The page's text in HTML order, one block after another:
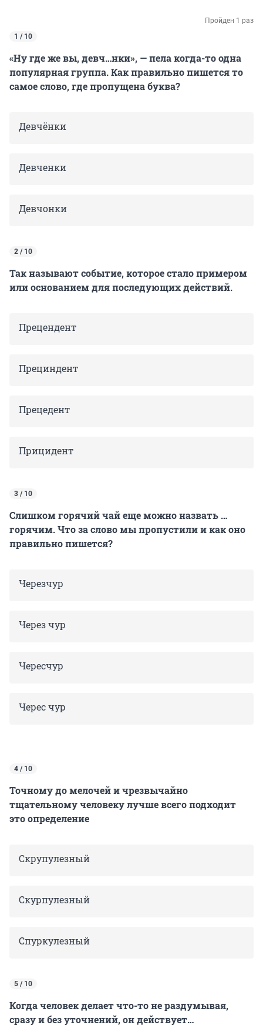
Пройден 1 раз
1 / 10
«Ну где же вы, девч…нки», — пела когда-то одна
популярная группа. Как правильно пишется то
самое слово, где пропущена буква?
Девчёнки
Девченки
Девчонки
2 / 10
Так называют событие, которое стало примером
или основанием для последующих действий.
Прецендент
Прециндент
Прецедент
Прицидент
3 / 10
Слишком горячий чай еще можно назвать …
горячим. Что за слово мы пропустили и как оно
правильно пишется?
Черезчур
Через чур
Чересчур
Черес чур
4 / 10
Точному до мелочей и чрезвычайно
тщательному человеку лучше всего подходит
это определение
Скрупулезный
Скурпулезный
Спуркулезный
5 / 10
Когда человек делает что-то не раздумывая,
сразу и без уточнений, он действует…